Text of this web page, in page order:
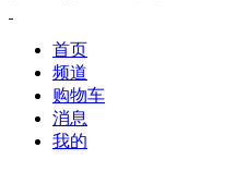
首页
频道
购物车
消息
我的